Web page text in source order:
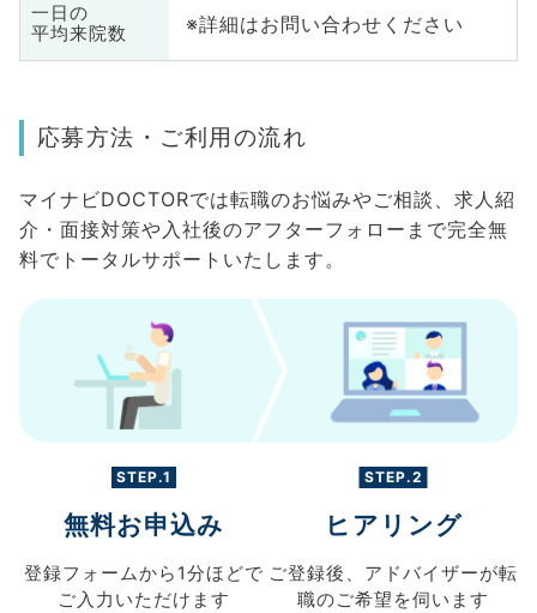
一日の
平均来院数
※詳細はお問い合わせください
応募方法・ご利用の流れ
マイナビDOCTORでは転職のお悩みやご相談、求人紹
介・面接対策や入社後のアフターフォローまで完全無
料でトータルサポートいたします。
STEP.1
無料お申込み
登録フォームから 1分ほどで
ご入力 いただけます
STEP.2
ヒアリング
ご登録後、 アドバイザーが転
職のご希望を伺います